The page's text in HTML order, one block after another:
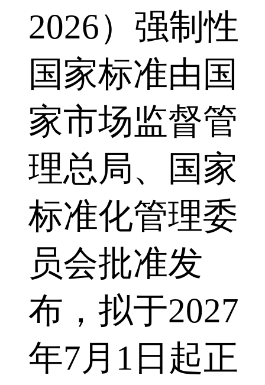
2026）强制性
国家标准由国
家市场监督管
理总局、国家
标准化管理委
员会批准发
布，拟于2027
年7月1日起正